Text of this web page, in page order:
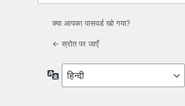
क्या आपका पासवर्ड खो गया?
← स्रोत पर जाएँ
भाषा